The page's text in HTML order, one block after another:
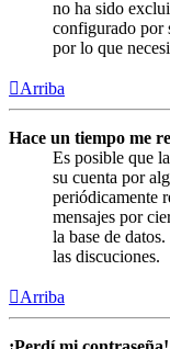
no ha sido
configurado por
por lo que
Arriba
Hace un tiempo me
Es posible que
su cuenta por
periódicamente
mensajes por
la base de
las discuciones.
Arriba